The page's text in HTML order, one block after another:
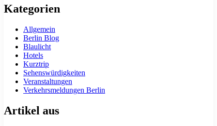
Kategorien
Allgemein
Berlin Blog
Blaulicht
Hotels
Kurztrip
Sehenswürdigkeiten
Veranstaltungen
Verkehrsmeldungen Berlin
Artikel aus